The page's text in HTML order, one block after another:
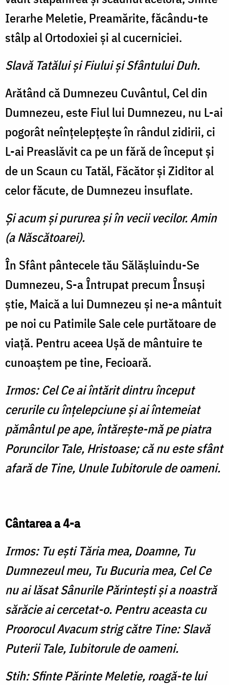
Ierarhe Meletie, Preamărite, făcându-te
stâlp al Ortodoxiei şi al cucerniciei.
Slavă Tatălui şi Fiului şi Sfântului Duh.
Arătând că Dumnezeu Cuvântul, Cel din
Dumnezeu, este Fiul lui Dumnezeu, nu L-ai
pogorât neînţelepţeşte în rândul zidirii, ci
L-ai Preaslăvit ca pe un fără de început şi
de un Scaun cu Tatăl, Făcător şi Ziditor al
celor făcute, de Dumnezeu insuflate.
Şi acum şi pururea şi în vecii vecilor. Amin
(a Născătoarei).
În Sfânt pântecele tău Sălăşluindu-Se
Dumnezeu, S-a Întrupat precum Însuşi
ştie, Maică a lui Dumnezeu şi ne-a mântuit
pe noi cu Patimile Sale cele purtătoare de
viaţă. Pentru aceea Uşă de mântuire te
cunoaştem pe tine, Fecioară.
Irmos: Cel Ce ai întărit dintru început
cerurile cu înţelepciune şi ai întemeiat
pământul pe ape, întăreşte-mă pe piatra
Poruncilor Tale, Hristoase; că nu este sfânt
afară de Tine, Unule Iubitorule de oameni.
Cântarea a 4-a
Irmos: Tu eşti Tăria mea, Doamne, Tu
Dumnezeul meu, Tu Bucuria mea, Cel Ce
nu ai lăsat Sânurile Părinteşti şi a noastră
sărăcie ai cercetat-o. Pentru aceasta cu
Proorocul Avacum strig către Tine: Slavă
Puterii Tale, Iubitorule de oameni.
Stih: Sfinte Părinte Meletie, roagă-te lui